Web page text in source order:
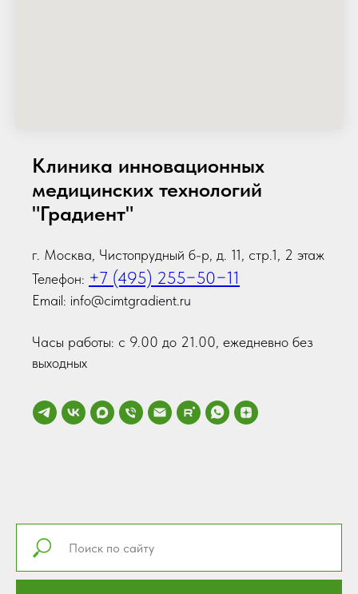
Клиника инновационных
медицинских технологий
"Градиент"
г. Москва, Чистопрудный б-р, д. 11, стр.1, 2 этаж
Телефон: +7 (495) 255−50−11
Email: info@cimtgradient.ru
Часы работы: с 9.00 до 21.00, ежедневно без
выходных